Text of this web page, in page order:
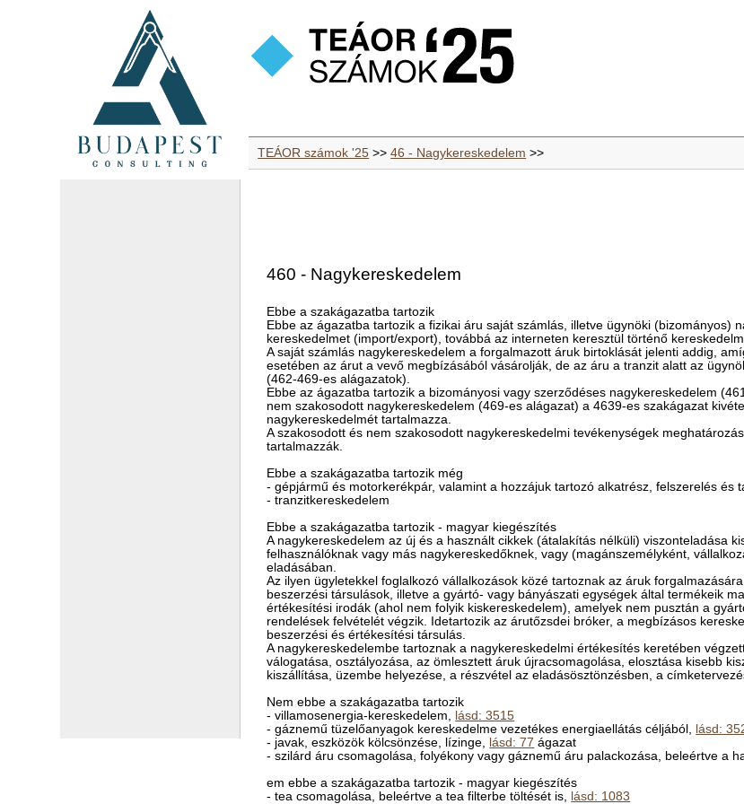
TEÁOR számok '25 >>46 - Nagykereskedelem >>
460 - Nagykereskedelem
Ebbe a szakágazatba tartozik
Ebbe az ágazatba tartozik a fizikai áru saját számlás, illetve ügynöki (bizományos)
kereskedelmet (import/export), továbbá az interneten keresztül történő
A saját számlás nagykereskedelem a forgalmazott áruk birtoklását jelenti addig,
esetében az árut a vevő megbízásából vásárolják, de az áru a tranzit alatt az
(462-469-es alágazatok).
Ebbe az ágazatba tartozik a bizományosi vagy szerződéses nagykereskedelem
nem szakosodott nagykereskedelem (469-es alágazat) a 4639-es szakágazat
nagykereskedelmét tartalmazza.
A szakosodott és nem szakosodott nagykereskedelmi tevékenységek
tartalmazzák.
Ebbe a szakágazatba tartozik még
- gépjármű és motorkerékpár, valamint a hozzájuk tartozó alkatrész, felszerelés és
- tranzitkereskedelem
Ebbe a szakágazatba tartozik - magyar kiegészítés
A nagykereskedelem az új és a használt cikkek (átalakítás nélküli) viszonteladása
felhasználóknak vagy más nagykereskedőknek, vagy (magánszemélyként,
eladásában.
Az ilyen ügyletekkel foglalkozó vállalkozások közé tartoznak az áruk
beszerzési társulások, illetve a gyártó- vagy bányászati egységek által termékeik
értékesítési irodák (ahol nem folyik kiskereskedelem), amelyek nem pusztán a
rendelések felvételét végzik. Idetartozik az árutőzsdei bróker, a megbízásos
beszerzési és értékesítési társulás.
A nagykereskedelembe tartoznak a nagykereskedelmi értékesítés keretében
válogatása, osztályozása, az ömlesztett áruk újracsomagolása, elosztása kisebb
kiszállítása, üzembe helyezése, a részvétel az eladásösztönzésben, a
Nem ebbe a szakágazatba tartozik
- villamosenergia-kereskedelem, lásd: 3515
- gáznemű tüzelőanyagok kereskedelme vezetékes energiaellátás céljából, lásd:
- javak, eszközök kölcsönzése, lízinge, lásd: 77 ágazat
- szilárd áru csomagolása, folyékony vagy gáznemű áru palackozása, beleértve a
em ebbe a szakágazatba tartozik - magyar kiegészítés
- tea csomagolása, beleértve a tea filterbe töltését is, lásd: 1083